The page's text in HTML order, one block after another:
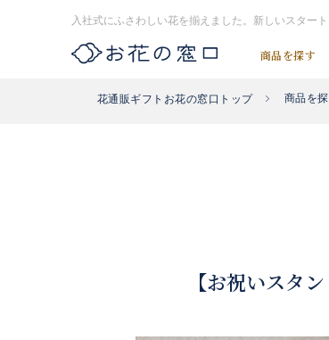
入社式にふさわしい花を揃えました。新しいスター
商品を探す
お探し#タグはコチラ▶︎ #入社式 #開店祝い花 #
花通販ギフトお花の窓口トップ 商品を
【お祝いスタ